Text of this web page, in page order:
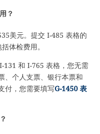
？
美元。提交 I-485 表格的
体检费用。
131 和 I-765 表格，您无需
、个人支票、银行本票和
付，您需要填写G-1450 表